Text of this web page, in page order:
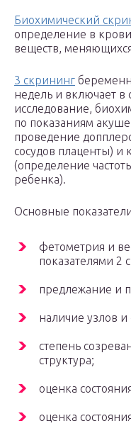
Биохимический
определение в
веществ,
3 скрининг
недель и включает в
исследование,
по показаниям
проведение
сосудов плаценты) и
(определение
ребенка).
Основные
фетометрия и
показателями 2
предлежание и
наличие узлов
степень
структура;
оценка
оценка